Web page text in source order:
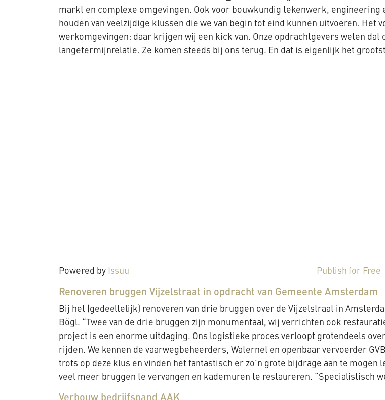
markt en complexe omgevingen. Ook voor bouwkundig tekenwerk,
houden van veelzijdige klussen die we van begin tot eind kunnen uitvoeren. Het
werkomgevingen: daar krijgen wij een kick van. Onze opdrachtgevers weten dat
langetermijnrelatie. Ze komen steeds bij ons terug. En dat is eigenlijk het
Powered by Issuu Publish for Free
Renoveren bruggen Vijzelstraat in opdracht van Gemeente Amsterdam
Bij het (gedeeltelijk) renoveren van drie bruggen over de Vijzelstraat in
Bögl. “Twee van de drie bruggen zijn monumentaal, wij verrichten ook
project is een enorme uitdaging. Ons logistieke proces verloopt grotendeels
rijden. We kennen de vaarwegbeheerders, Waternet en openbaar vervoerder
trots op deze klus en vinden het fantastisch er zo’n grote bijdrage aan te
veel meer bruggen te vervangen en kademuren te restaureren. “Specialistisch